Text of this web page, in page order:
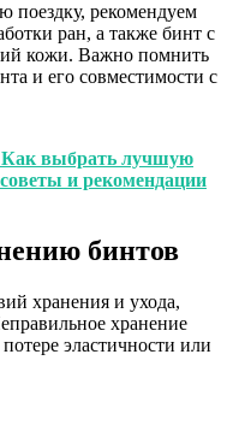
поездку, рекомендуем
ран, а также бинт с
кожи. Важно помнить
и его совместимости с
выбрать лучшую
и рекомендации
бинтов
хранения и ухода,
хранение
эластичности или